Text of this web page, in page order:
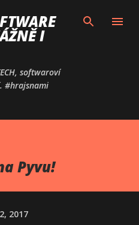
hlavní obsah
I
softwaroví
#hrajsnami
Pyvu!
2017